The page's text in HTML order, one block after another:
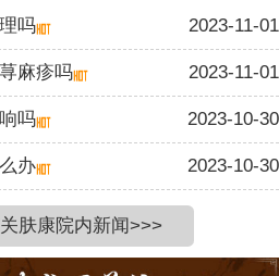
吗 2023-11-01
麻疹吗 2023-11-01
吗 2023-10-30
办 2023-10-30
肤康院内新闻>>>